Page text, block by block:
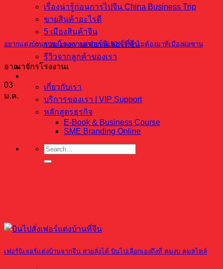
เรื่องน่ารู้ก่อนการไปจีน China Business Trip
ขายสินค้าอะไรดี
5 เมืองสินค้าจีน
รวมโรงงานเฟอร์นิเจอร์ที่จีน
รีวิวจากลูกค้าของเรา
บริการจัดกรุ๊ปทัวร์ดูงาน
เกี่ยวกับเรา
บริการของเรา | VIP Support
หลักสูตรธุรกิจ
E-Book & Business Course
SME Branding Online
อยากแต่งบ้านแบบ Luxury แต่จ่ายแค่ 50%? ทำไมต้องมาที่เมืองฝอซาน
อาณาจักรโรงงานเ
03
ม.ค.
เฟอร์นิเจอร์แต่งบ้านจากจีน สวยสั่งได้ บินไปเลือกเองถึงที่ คุมงบ คุมสไตล์